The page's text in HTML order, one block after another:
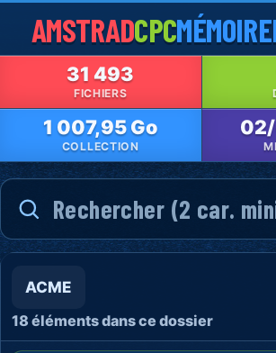
AMSTRADCPCMÉMOIRE
31 493
FICHIERS
1 007,95 Go
COLLECTION
ACME
18 éléments dans ce dossier